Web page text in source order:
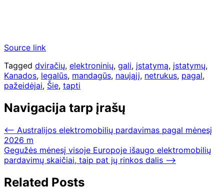
Source link
Tagged dviračių, elektroninių, gali, įstatymą, įstatymų,
Kanados, legalūs, mandagūs, naująjį, netrukus, pagal,
pažeidėjai, Šie, tapti
Navigacija tarp įrašų
⟵ Australijos elektromobilių pardavimas pagal mėnesį
2026 m
Gegužės mėnesį visoje Europoje išaugo elektromobilių
pardavimų skaičiai, taip pat jų rinkos dalis ⟶
Related Posts